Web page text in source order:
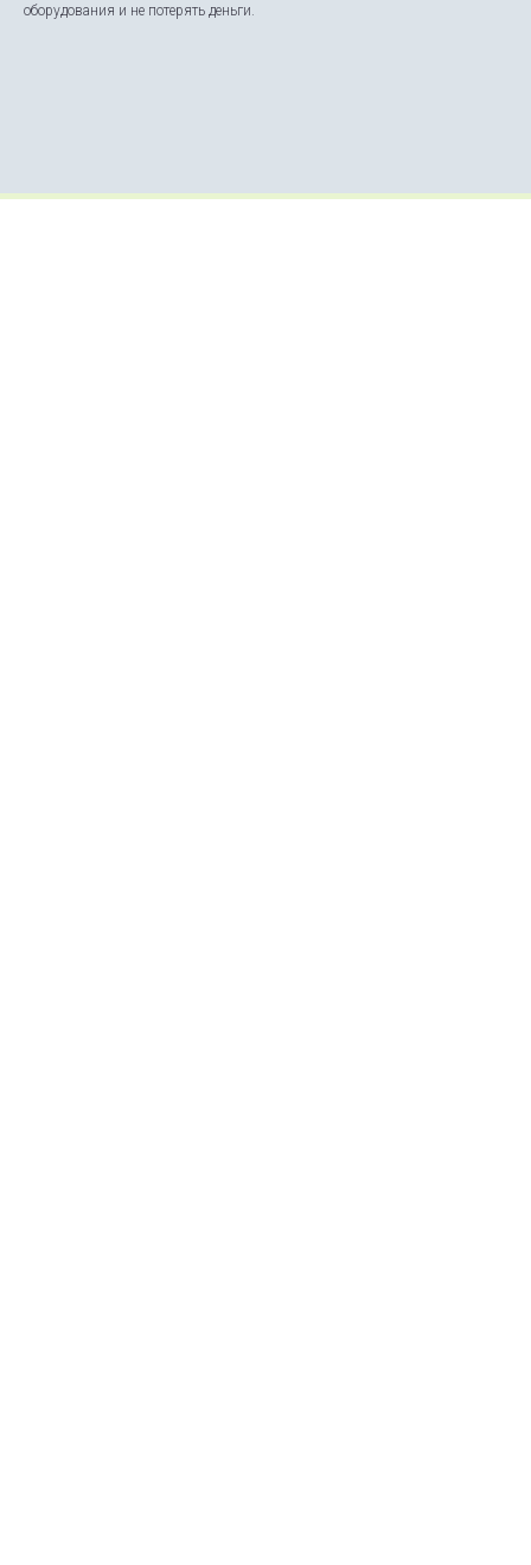
оборудования и не потерять деньги.